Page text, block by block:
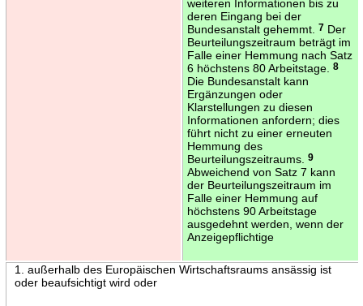
weiteren Informationen bis zu
deren Eingang bei der
Bundesanstalt gehemmt.
7Der
Beurteilungszeitraum beträgt im
Falle einer Hemmung nach Satz
6 höchstens 80 Arbeitstage.
8
Die Bundesanstalt kann
Ergänzungen oder
Klarstellungen zu diesen
Informationen anfordern; dies
führt nicht zu einer erneuten
Hemmung des
Beurteilungszeitraums.
9
Abweichend von Satz 7 kann
der Beurteilungszeitraum im
Falle einer Hemmung auf
höchstens 90 Arbeitstage
ausgedehnt werden, wenn der
Anzeigepflichtige
1. außerhalb des Europäischen Wirtschaftsraums ansässig ist
oder beaufsichtigt wird oder